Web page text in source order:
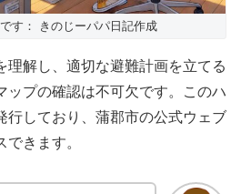
す： きのじーパパ日記作成
理解し、適切な避難計画を立てる
ップの確認は不可欠です。このハ
行しており、蒲郡市の公式ウェブ
きます。